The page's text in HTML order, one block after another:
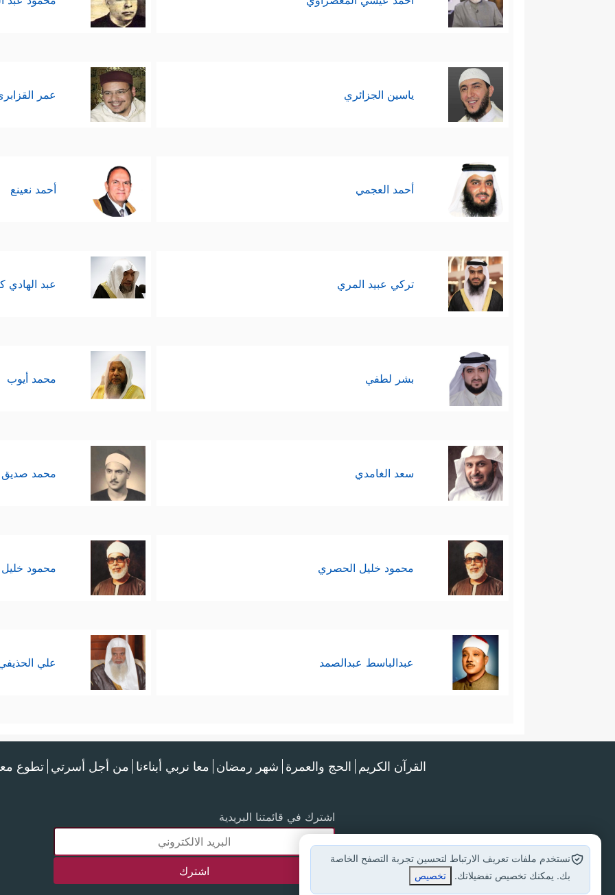
ياسين الجزائري عمر
أحمد العجمي أحمد نعينع
تركي عبيد المري عبد الهادي
بشر لطفي محمد أيوب
سعد الغامدي محمد صديق
محمود خليل الحصري محمود
عبدالباسط عبدالصمد علي
القرآن الكريم الحج والعمرة شهر رمضان معا نربي أبناءنا من أجل أسرتي تطوع
اشترك في قائمتنا البريدية
نستخدم ملفات تعريف الارتباط لتحسين تجربة التصفح الخاصة
بك. يمكنك تخصيص تفضيلاتك.
تخصيص